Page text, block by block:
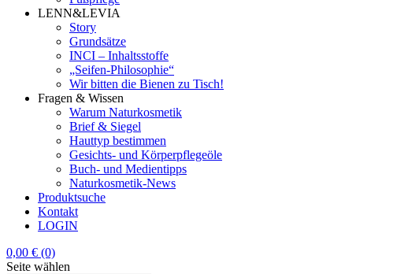
LENN&LEVIA
Story
Grundsätze
INCI – Inhaltsstoffe
„Seifen-Philosophie“
Wir bitten die Bienen zu Tisch!
Fragen & Wissen
Warum Naturkosmetik
Brief & Siegel
Hauttyp bestimmen
Gesichts- und Körperpflegeöle
Buch- und Medientipps
Naturkosmetik-News
Produktsuche
Kontakt
LOGIN
0,00 € (0)
Seite wählen